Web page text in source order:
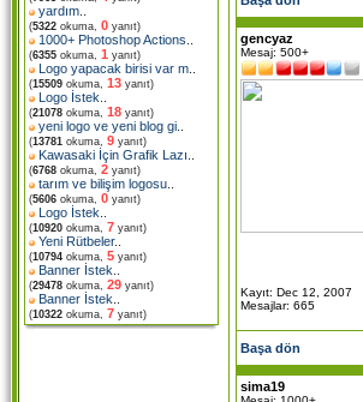
yardım
(5322 okuma, 0 yanıt)
1000+ Photoshop Actions
(6355 okuma, 1 yanıt)
Logo yapacak birisi var m
(15509 okuma, 13 yanıt)
Logo İstek
(21078 okuma, 18 yanıt)
yeni logo ve yeni blog gi
(13781 okuma, 9 yanıt)
Kawasaki İçin Grafik Lazı
(6768 okuma, 2 yanıt)
tarım ve bilişim logosu
(5606 okuma, 0 yanıt)
Logo İstek
(10920 okuma, 7 yanıt)
Yeni Rütbeler..
(10794 okuma, 5 yanıt)
Banner İstek
(29478 okuma, 29 yanıt)
Banner İstek
(10322 okuma, 7 yanıt)
gencyaz
Mesaj: 500+
Kayıt: Dec 12, 2007
Mesajlar: 665
Başa dön
sima19